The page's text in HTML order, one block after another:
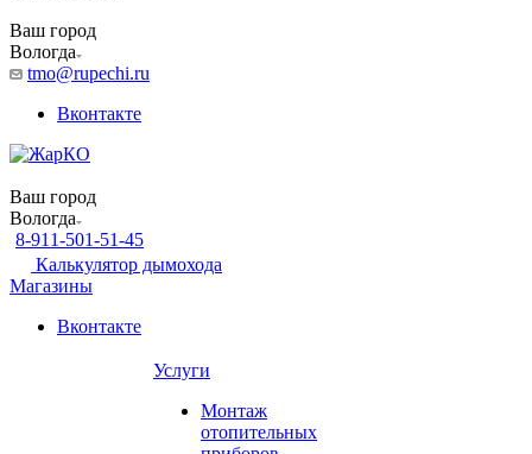
Ваш город
Вологда
tmo@rupechi.ru
Вконтакте
Ваш город
Вологда
8-911-501-51-45
Калькулятор дымохода
Магазины
Вконтакте
Услуги
Монтаж
отопительных